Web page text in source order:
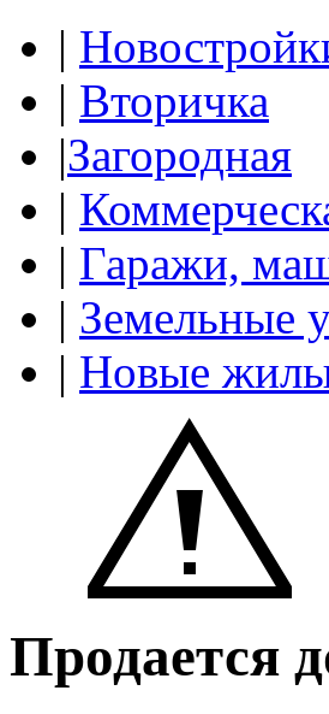
|
| Вторичка
|Загородная
|
| Гаражи,
| Земельные
| Новые
Продается